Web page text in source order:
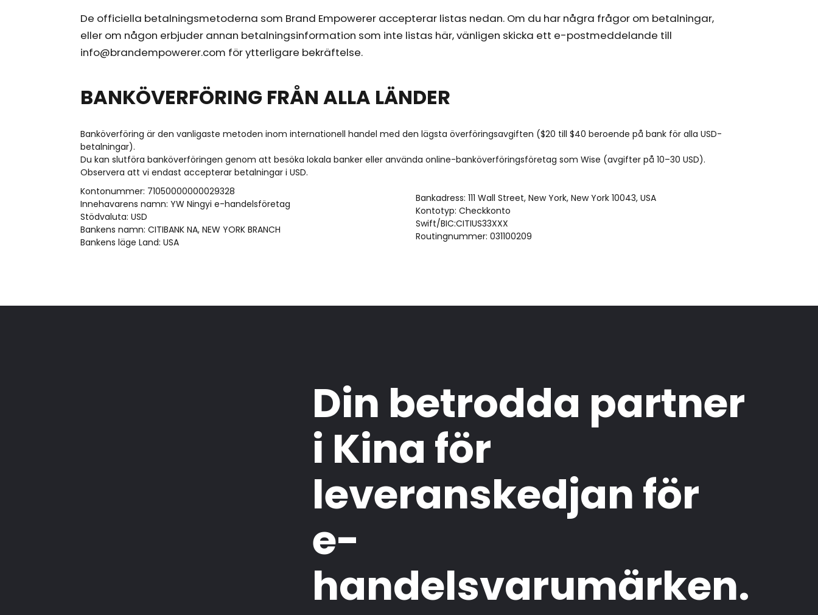
De officiella betalningsmetoderna som Brand Empowerer accepterar listas nedan. Om du har några frågor om betalningar,
eller om någon erbjuder annan betalningsinformation som inte listas här, vänligen skicka ett e-postmeddelande till
info@brandempowerer.com för ytterligare bekräftelse.
BANKÖVERFÖRING FRÅN ALLA LÄNDER
Banköverföring är den vanligaste metoden inom internationell handel med den lägsta överföringsavgiften ($20 till $40 beroende på bank för alla USD-
betalningar).
Du kan slutföra banköverföringen genom att besöka lokala banker eller använda online-banköverföringsföretag som Wise (avgifter på 10–30 USD).
Observera att vi endast accepterar betalningar i USD.
Kontonummer: 71050000000029328
Innehavarens namn: YW Ningyi e-handelsföretag
Stödvaluta: USD
Bankens namn: CITIBANK NA, NEW YORK BRANCH
Bankens läge Land: USA
Bankadress: 111 Wall Street, New York, New York 10043, USA
Kontotyp: Checkkonto
Swift/BIC:CITIUS33XXX
Routingnummer: 031100209
Din betrodda partner
i Kina för
leveranskedjan för
e-
handelsvarumärken.